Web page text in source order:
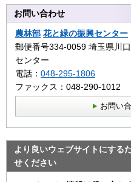
お問い合わせ
農林部 花と緑の振興センター
郵便番号334-0059 埼玉県川
センター
電話： 048-295-1806
ファックス：048-290-1012
お問い
より良いウェブサイトにする
せください